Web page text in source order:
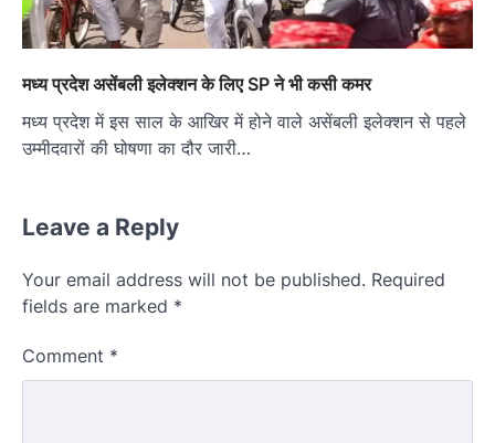
मध्य प्रदेश असेंबली इलेक्शन के लिए SP ने भी कसी कमर
मध्य प्रदेश में इस साल के आखिर में होने वाले असेंबली इलेक्शन से पहले
उम्मीदवारों की घोषणा का दौर जारी…
Leave a Reply
Your email address will not be published. Required
fields are marked *
Comment *